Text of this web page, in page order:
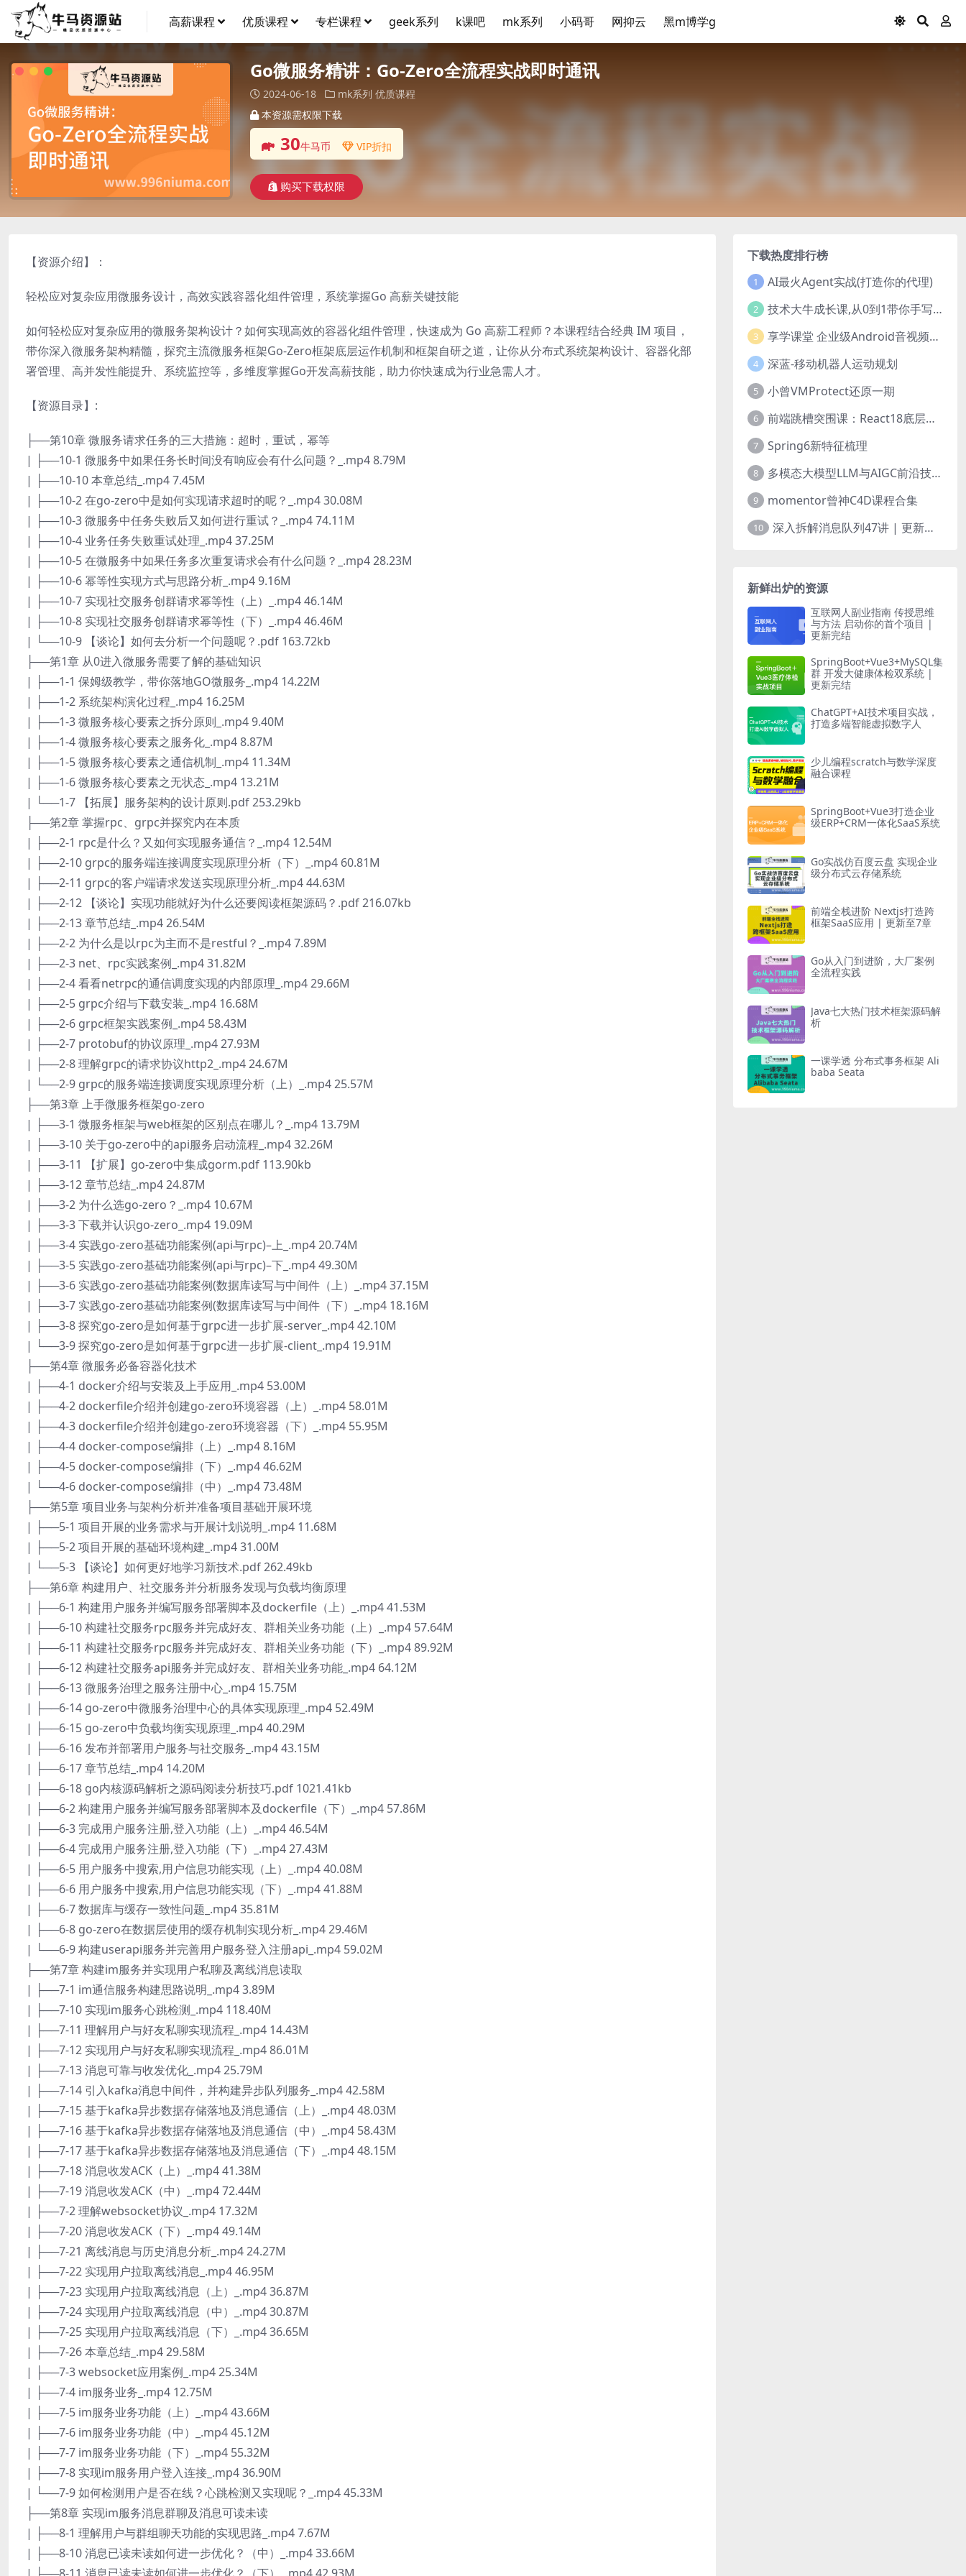
高薪课程 优质课程 专栏课程 geek系列 k课吧 mk系列 小码哥 网抑云 黑m博学g
Go微服务精讲：Go-Zero全流程实战即时通讯
2024-06-18 mk系列 优质课程
本资源需权限下载
30牛马币 VIP折扣
购买下载权限
【资源介绍】：
轻松应对复杂应用微服务设计，高效实践容器化组件管理，系统掌握Go 高薪关键技能
如何轻松应对复杂应用的微服务架构设计？如何实现高效的容器化组件管理，快速成为 Go 高薪工程师？本课程结合经典 IM 项目，
带你深入微服务架构精髓，探究主流微服务框架Go-Zero框架底层运作机制和框架自研之道，让你从分布式系统架构设计、容器化部
署管理、高并发性能提升、系统监控等，多维度掌握Go开发高薪技能，助力你快速成为行业急需人才。
【资源目录】:
├──第10章 微服务请求任务的三大措施：超时，重试，幂等
| ├──10-1 微服务中如果任务长时间没有响应会有什么问题？_.mp4 8.79M
| ├──10-10 本章总结_.mp4 7.45M
| ├──10-2 在go-zero中是如何实现请求超时的呢？_.mp4 30.08M
| ├──10-3 微服务中任务失败后又如何进行重试？_.mp4 74.11M
| ├──10-4 业务任务失败重试处理_.mp4 37.25M
| ├──10-5 在微服务中如果任务多次重复请求会有什么问题？_.mp4 28.23M
| ├──10-6 幂等性实现方式与思路分析_.mp4 9.16M
| ├──10-7 实现社交服务创群请求幂等性（上）_.mp4 46.14M
| ├──10-8 实现社交服务创群请求幂等性（下）_.mp4 46.46M
| └──10-9 【谈论】如何去分析一个问题呢？.pdf 163.72kb
├──第1章 从0进入微服务需要了解的基础知识
| ├──1-1 保姆级教学，带你落地GO微服务_.mp4 14.22M
| ├──1-2 系统架构演化过程_.mp4 16.25M
| ├──1-3 微服务核心要素之拆分原则_.mp4 9.40M
| ├──1-4 微服务核心要素之服务化_.mp4 8.87M
| ├──1-5 微服务核心要素之通信机制_.mp4 11.34M
| ├──1-6 微服务核心要素之无状态_.mp4 13.21M
| └──1-7 【拓展】服务架构的设计原则.pdf 253.29kb
├──第2章 掌握rpc、grpc并探究内在本质
| ├──2-1 rpc是什么？又如何实现服务通信？_.mp4 12.54M
| ├──2-10 grpc的服务端连接调度实现原理分析（下）_.mp4 60.81M
| ├──2-11 grpc的客户端请求发送实现原理分析_.mp4 44.63M
| ├──2-12 【谈论】实现功能就好为什么还要阅读框架源码？.pdf 216.07kb
| ├──2-13 章节总结_.mp4 26.54M
| ├──2-2 为什么是以rpc为主而不是restful？_.mp4 7.89M
| ├──2-3 net、rpc实践案例_.mp4 31.82M
| ├──2-4 看看netrpc的通信调度实现的内部原理_.mp4 29.66M
| ├──2-5 grpc介绍与下载安装_.mp4 16.68M
| ├──2-6 grpc框架实践案例_.mp4 58.43M
| ├──2-7 protobuf的协议原理_.mp4 27.93M
| ├──2-8 理解grpc的请求协议http2_.mp4 24.67M
| └──2-9 grpc的服务端连接调度实现原理分析（上）_.mp4 25.57M
├──第3章 上手微服务框架go-zero
| ├──3-1 微服务框架与web框架的区别点在哪儿？_.mp4 13.79M
| ├──3-10 关于go-zero中的api服务启动流程_.mp4 32.26M
| ├──3-11 【扩展】go-zero中集成gorm.pdf 113.90kb
| ├──3-12 章节总结_.mp4 24.87M
| ├──3-2 为什么选go-zero？_.mp4 10.67M
| ├──3-3 下载并认识go-zero_.mp4 19.09M
| ├──3-4 实践go-zero基础功能案例(api与rpc)–上_.mp4 20.74M
| ├──3-5 实践go-zero基础功能案例(api与rpc)–下_.mp4 49.30M
| ├──3-6 实践go-zero基础功能案例(数据库读写与中间件（上）_.mp4 37.15M
| ├──3-7 实践go-zero基础功能案例(数据库读写与中间件（下）_.mp4 18.16M
| ├──3-8 探究go-zero是如何基于grpc进一步扩展-server_.mp4 42.10M
| └──3-9 探究go-zero是如何基于grpc进一步扩展-client_.mp4 19.91M
├──第4章 微服务必备容器化技术
| ├──4-1 docker介绍与安装及上手应用_.mp4 53.00M
| ├──4-2 dockerfile介绍并创建go-zero环境容器（上）_.mp4 58.01M
| ├──4-3 dockerfile介绍并创建go-zero环境容器（下）_.mp4 55.95M
| ├──4-4 docker-compose编排（上）_.mp4 8.16M
| ├──4-5 docker-compose编排（下）_.mp4 46.62M
| └──4-6 docker-compose编排（中）_.mp4 73.48M
├──第5章 项目业务与架构分析并准备项目基础开展环境
| ├──5-1 项目开展的业务需求与开展计划说明_.mp4 11.68M
| ├──5-2 项目开展的基础环境构建_.mp4 31.00M
| └──5-3 【谈论】如何更好地学习新技术.pdf 262.49kb
├──第6章 构建用户、社交服务并分析服务发现与负载均衡原理
| ├──6-1 构建用户服务并编写服务部署脚本及dockerfile（上）_.mp4 41.53M
| ├──6-10 构建社交服务rpc服务并完成好友、群相关业务功能（上）_.mp4 57.64M
| ├──6-11 构建社交服务rpc服务并完成好友、群相关业务功能（下）_.mp4 89.92M
| ├──6-12 构建社交服务api服务并完成好友、群相关业务功能_.mp4 64.12M
| ├──6-13 微服务治理之服务注册中心_.mp4 15.75M
| ├──6-14 go-zero中微服务治理中心的具体实现原理_.mp4 52.49M
| ├──6-15 go-zero中负载均衡实现原理_.mp4 40.29M
| ├──6-16 发布并部署用户服务与社交服务_.mp4 43.15M
| ├──6-17 章节总结_.mp4 14.20M
| ├──6-18 go内核源码解析之源码阅读分析技巧.pdf 1021.41kb
| ├──6-2 构建用户服务并编写服务部署脚本及dockerfile（下）_.mp4 57.86M
| ├──6-3 完成用户服务注册,登入功能（上）_.mp4 46.54M
| ├──6-4 完成用户服务注册,登入功能（下）_.mp4 27.43M
| ├──6-5 用户服务中搜索,用户信息功能实现（上）_.mp4 40.08M
| ├──6-6 用户服务中搜索,用户信息功能实现（下）_.mp4 41.88M
| ├──6-7 数据库与缓存一致性问题_.mp4 35.81M
| ├──6-8 go-zero在数据层使用的缓存机制实现分析_.mp4 29.46M
| └──6-9 构建userapi服务并完善用户服务登入注册api_.mp4 59.02M
├──第7章 构建im服务并实现用户私聊及离线消息读取
| ├──7-1 im通信服务构建思路说明_.mp4 3.89M
| ├──7-10 实现im服务心跳检测_.mp4 118.40M
| ├──7-11 理解用户与好友私聊实现流程_.mp4 14.43M
| ├──7-12 实现用户与好友私聊实现流程_.mp4 86.01M
| ├──7-13 消息可靠与收发优化_.mp4 25.79M
| ├──7-14 引入kafka消息中间件，并构建异步队列服务_.mp4 42.58M
| ├──7-15 基于kafka异步数据存储落地及消息通信（上）_.mp4 48.03M
| ├──7-16 基于kafka异步数据存储落地及消息通信（中）_.mp4 58.43M
| ├──7-17 基于kafka异步数据存储落地及消息通信（下）_.mp4 48.15M
| ├──7-18 消息收发ACK（上）_.mp4 41.38M
| ├──7-19 消息收发ACK（中）_.mp4 72.44M
| ├──7-2 理解websocket协议_.mp4 17.32M
| ├──7-20 消息收发ACK（下）_.mp4 49.14M
| ├──7-21 离线消息与历史消息分析_.mp4 24.27M
| ├──7-22 实现用户拉取离线消息_.mp4 46.95M
| ├──7-23 实现用户拉取离线消息（上）_.mp4 36.87M
| ├──7-24 实现用户拉取离线消息（中）_.mp4 30.87M
| ├──7-25 实现用户拉取离线消息（下）_.mp4 36.65M
| ├──7-26 本章总结_.mp4 29.58M
| ├──7-3 websocket应用案例_.mp4 25.34M
| ├──7-4 im服务业务_.mp4 12.75M
| ├──7-5 im服务业务功能（上）_.mp4 43.66M
| ├──7-6 im服务业务功能（中）_.mp4 45.12M
| ├──7-7 im服务业务功能（下）_.mp4 55.32M
| ├──7-8 实现im服务用户登入连接_.mp4 36.90M
| └──7-9 如何检测用户是否在线？心跳检测又实现呢？_.mp4 45.33M
├──第8章 实现im服务消息群聊及消息可读未读
| ├──8-1 理解用户与群组聊天功能的实现思路_.mp4 7.67M
| ├──8-10 消息已读未读如何进一步优化？（中）_.mp4 33.66M
下载热度排行榜
1 AI最火Agent实战(打造你的代理)
2 技术大牛成长课,从0到1带你手写一个数据库系统
3 享学课堂 企业级Android音视频开发学习路线+项目实战（附源码）
4 深蓝-移动机器人运动规划
5 小曾VMProtect还原一期
6 前端跳槽突围课：React18底层源码深入剖析
7 Spring6新特征梳理
8 多模态大模型LLM与AIGC前沿技术实战
9 momentor曾神C4D课程合集
10 深入拆解消息队列47讲 | 更新完结
新鲜出炉的资源
互联网人副业指南 传授思维
与方法 启动你的首个项目 |
更新完结
SpringBoot+Vue3+MySQL集
群 开发大健康体检双系统 |
更新完结
ChatGPT+AI技术项目实战，
打造多端智能虚拟数字人
少儿编程scratch与数学深度
融合课程
SpringBoot+Vue3打造企业
级ERP+CRM一体化SaaS系统
Go实战仿百度云盘 实现企业
级分布式云存储系统
前端全栈进阶 Nextjs打造跨
框架SaaS应用 | 更新至7章
Go从入门到进阶，大厂案例
全流程实践
Java七大热门技术框架源码解
析
一课学透 分布式事务框架 Ali
baba Seata